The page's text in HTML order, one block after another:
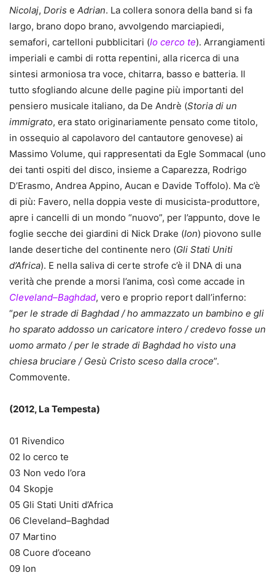
Nicolaj, Doris e Adrian. La collera sonora della band si fa
largo, brano dopo brano, avvolgendo marciapiedi,
semafori, cartelloni pubblicitari (Io cerco te). Arrangiamenti
imperiali e cambi di rotta repentini, alla ricerca di una
sintesi armoniosa tra voce, chitarra, basso e batteria. Il
tutto sfogliando alcune delle pagine più importanti del
pensiero musicale italiano, da De Andrè (Storia di un
immigrato, era stato originariamente pensato come titolo,
in ossequio al capolavoro del cantautore genovese) ai
Massimo Volume, qui rappresentati da Egle Sommacal (uno
dei tanti ospiti del disco, insieme a Caparezza, Rodrigo
D’Erasmo, Andrea Appino, Aucan e Davide Toffolo). Ma c’è
di più: Favero, nella doppia veste di musicista-produttore,
apre i cancelli di un mondo “nuovo”, per l’appunto, dove le
foglie secche dei giardini di Nick Drake (Ion) piovono sulle
lande desertiche del continente nero (Gli Stati Uniti
d’Africa). E nella saliva di certe strofe c’è il DNA di una
verità che prende a morsi l’anima, così come accade in
Cleveland–Baghdad, vero e proprio report dall’inferno:
“per le strade di Baghdad / ho ammazzato un bambino e gli
ho sparato addosso un caricatore intero / credevo fosse un
uomo armato / per le strade di Baghdad ho visto una
chiesa bruciare / Gesù Cristo sceso dalla croce”.
Commovente.
(2012, La Tempesta)
01 Rivendico
02 Io cerco te
03 Non vedo l’ora
04 Skopje
05 Gli Stati Uniti d’Africa
06 Cleveland–Baghdad
07 Martino
08 Cuore d’oceano
09 Ion